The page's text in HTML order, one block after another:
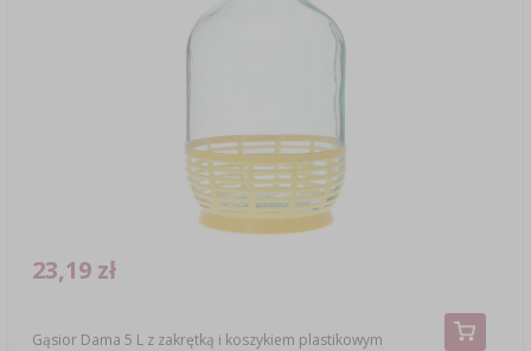
Gąsior Dama 5 L z zakrętką i koszykiem plastikowym
23,19 zł